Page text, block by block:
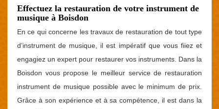
Effectuez la restauration de votre instrument de
musique à Boisdon
En ce qui concerne les travaux de restauration de tout type
d’instrument de musique, il est impératif que vous fiiez et
engagiez un expert pour restaurer vos instruments. Dans la
Boisdon vous propose le meilleur service de restauration
instrument de musique possible avec le minimum de prix.
Grâce à son expérience et à sa compétence, il est dans la